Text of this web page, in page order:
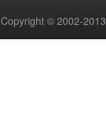
Copyright © 2002-2013